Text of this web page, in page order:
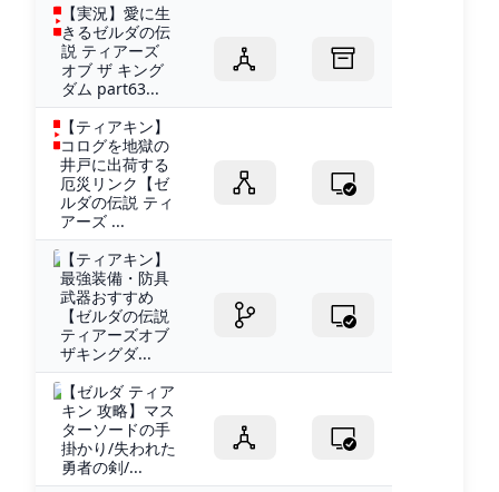
【実況】愛に生
きるゼルダの伝
説 ティアーズ
オブ ザ キング
ダム part63...
【ティアキン】
コログを地獄の
井戸に出荷する
厄災リンク【ゼ
ルダの伝説 ティ
アーズ ...
【ティアキン】
最強装備・防具
武器おすすめ
【ゼルダの伝説
ティアーズオブ
ザキングダ...
【ゼルダ ティア
キン 攻略】マス
ターソードの手
掛かり/失われた
勇者の剣/...